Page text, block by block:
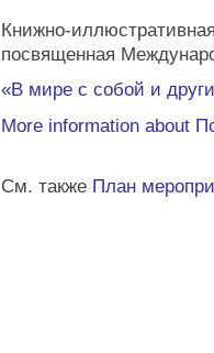
Книжно-
посвященная
«В мире с собой и
More information about
См. также План